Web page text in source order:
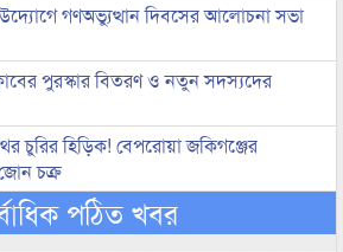
উদ্যোগে গণঅভ্যুত্থান দিবসের আলোচনা সভা
পুরস্কার বিতরণ ও নতুন সদস্যদের
চুরির হিড়িক! বেপরোয়া জকিগঞ্জের
চক্র
পঠিত খবর